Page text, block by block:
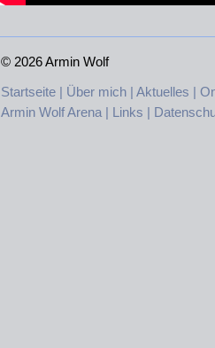
© 2026 Armin Wolf
Startseite | Über mich | Aktuelles |
Armin Wolf Arena | Links |